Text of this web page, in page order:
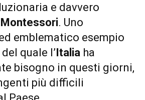
e davvero
. Uno
emblematico esempio
quale l’Italia ha
bisogno in questi giorni,
più difficili